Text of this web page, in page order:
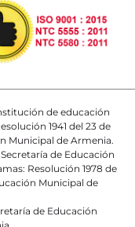
de educación
1941 del 23 de
Municipal de Armenia.
de Educación
Resolución 1978 de
Municipal de
de Educación